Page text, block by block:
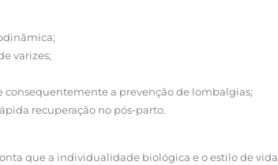
varizes;
consequentemente a prevenção de lombalgias;
recuperação no pós-parto.
que a individualidade biológica e o estilo de vida